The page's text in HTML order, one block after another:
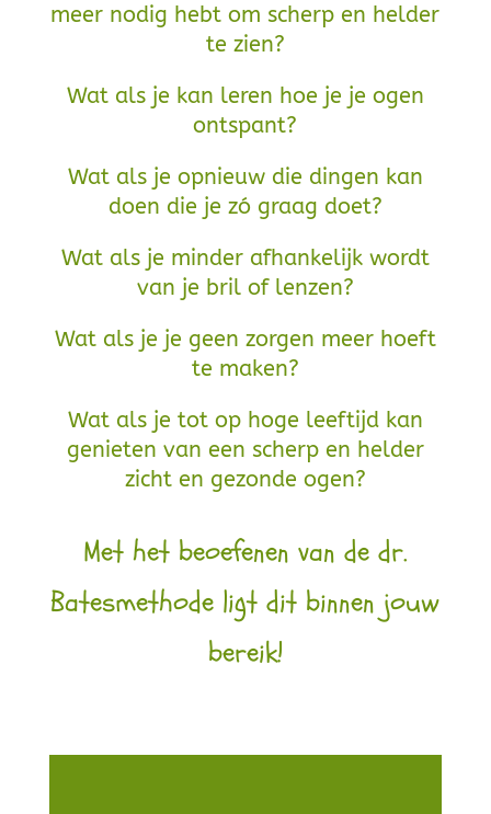
meer nodig hebt om scherp en helder
te zien?
Wat als je kan leren hoe je je ogen
ontspant?
Wat als je opnieuw die dingen kan
doen die je zó graag doet?
Wat als je minder afhankelijk wordt
van je bril of lenzen?
Wat als je je geen zorgen meer hoeft
te maken?
Wat als je tot op hoge leeftijd kan
genieten van een scherp en helder
zicht en gezonde ogen?
Met het beoefenen van de dr.
Batesmethode ligt dit binnen jouw
bereik!